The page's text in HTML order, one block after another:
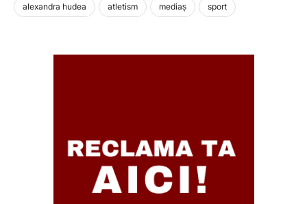
alexandra hudea atletism mediaș sport